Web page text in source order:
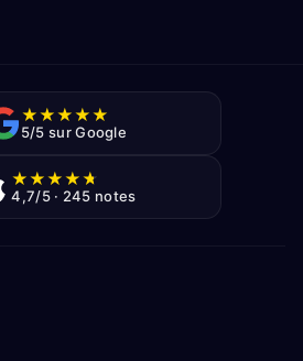
★★★★★
5/5 sur Google
★★★★★
4,7/5 · 245 notes